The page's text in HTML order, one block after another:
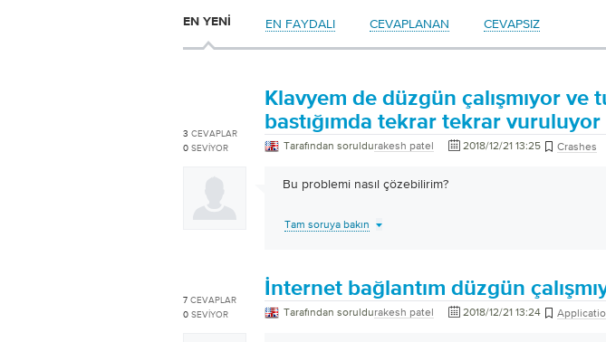
EN YENI EN FAYDALI CEVAPLANAN CEVAPSIZ
3 CEVAPLAR
0 SEVIYOR
Klavyem de düzgün çalışmıyor ve
bastığımda tekrar tekrar vuruluyor
Tarafından soruldurakesh patel 2018/12/21 13:25 Crashes
Bu problemi nasıl çözebilirim?
Tam soruya bakın
7 CEVAPLAR
0 SEVIYOR
İnternet bağlantım düzgün
Tarafından soruldurakesh patel 2018/12/21 13:24